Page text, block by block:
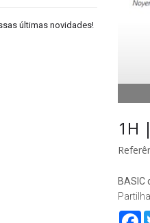
últimas novidades!
1H
BASIC